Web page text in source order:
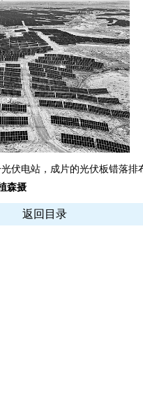
电站，成片的光伏板错落排
森摄
返回目录